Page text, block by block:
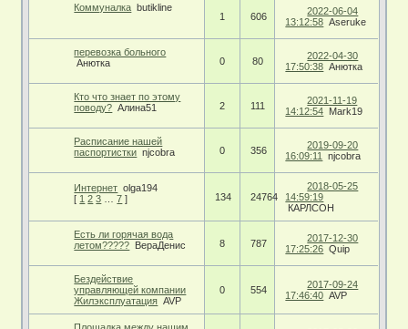
Коммуналка butikline
1
606
2022-06-04
13:12:58 Aseruke
перевозка больного
Анютка
0 80
2022-04-30
17:50:38 Анютка
Кто что знает по этому
поводу? Алина51 2 111
2021-11-19
14:12:54 Mark19
Расписание нашей
паспортистки njcobra 0 356
2019-09-20
16:09:11
njcobra
Интернет olga194
[ 1 2 3 7 ] 134 24764
2018-05-25
14:59:19
КАРЛСОН
Есть ли горячая вода
летом????? ВераДенис 8 787
2017-12-30
17:25:26 Quip
Бездействие
управляющей компании
Жилэксплуатация AVP
0 554
2017-09-24
17:46:40 AVP